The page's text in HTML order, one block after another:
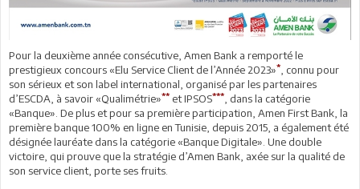
Pour la deuxième année consécutive, Amen Bank a remporté le
prestigieux concours «Elu Service Client de l’Année 2023»*
, connu pour
son sérieux et son label international, organisé par les partenaires
d’ESCDA, à savoir «Qualimétrie»** et IPSOS***
, dans la catégorie
«Banque». De plus et pour sa première participation, Amen First Bank, la
première banque 100% en ligne en Tunisie, depuis 2015, a également été
désignée lauréate dans la catégorie «Banque Digitale». Une double
victoire, qui prouve que la stratégie d’Amen Bank, axée sur la qualité de
son service client, porte ses fruits.